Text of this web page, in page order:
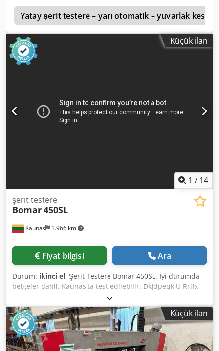
Yatay şerit testere – yarı otomatik – yuvarlak
Küçük ilan
1 / 14
Kaunas 1.966 km
şerit testere
Bomar450SL
Fiyat bilgisi Ara
Durum: ikinci el, Şerit Testere Bomar 450SL. İyi durumda,
belgeler dahil. Kaunas'ta test edilebilir. Dkjdpeqk U Rrjfx
Agter Özellikler: Model. Bomar 450 450 Bomar 450 Bomar
450 Bomar 450 Bomar 450 Bomar 450 Bomar 450.
Küçük ilan